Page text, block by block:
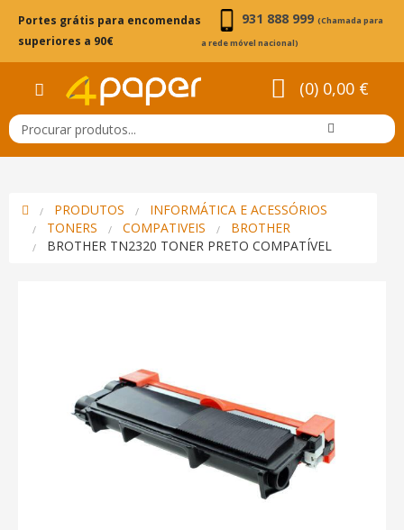
Portes grátis para encomendas
superiores a 90€
931 888 999 (Chamada para
a rede móvel nacional)
(0) 0,00 €
PRODUTOS
INFORMÁTICA E ACESSÓRIOS
TONERS
COMPATIVEIS
BROTHER
BROTHER TN2320 TONER PRETO COMPATÍVEL